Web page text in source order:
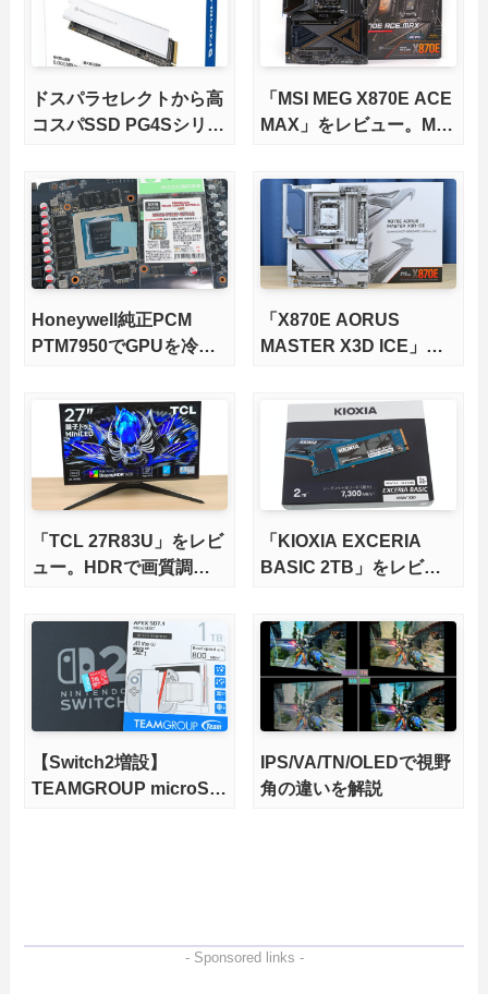
ドスパラセレクトから高
コスパSSD PG4Sシリー
「MSI MEG X870E ACE
MAX」をレビュー。M.2
版X870Eマザーボードを
徹底検証
Honeywell純正PCM
PTM7950でGPUを冷や
「X870E AORUS
MASTER X3D ICE」を
さらに高速にする完全版
X870Eマザーボードを徹
底検証
「TCL 27R83U」をレビ
ュー。HDRで画質調整
輝度も発揮！
「KIOXIA EXCERIA
BASIC 2TB」をレビュ
力、高性能、高コスパを
実現！
【Switch2増設】
TEAMGROUP microSD
IPS/VA/TN/OLEDで視野
角の違いを解説
- Sponsored links -